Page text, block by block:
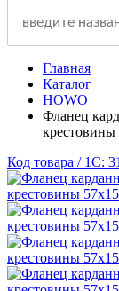
Главная
Каталог
HOWO
Фланец
крестовины
Код товара / 1C: